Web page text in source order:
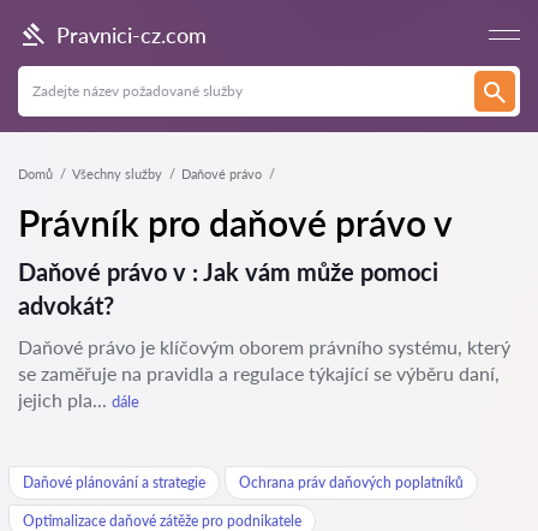
Pravnici-cz.com
Domů Všechny služby Daňové právo
Právník pro daňové právo v
Daňové právo v : Jak vám může pomoci
advokát?
Daňové právo je klíčovým oborem právního systému, který
se zaměřuje na pravidla a regulace týkající se výběru daní,
jejich pla... dále
Daňové plánování a strategie Ochrana práv daňových poplatníků
Optimalizace daňové zátěže pro podnikatele